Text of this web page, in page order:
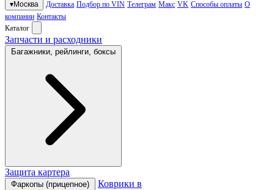
▾Москва Доставка Подбор по VIN Телеграм Макс VK Способы оплаты О
компании Контакты
Каталог
Запчасти и расходники
Багажники, рейлинги, боксы
Защита картера
Фаркопы (прицепное) Коврики в